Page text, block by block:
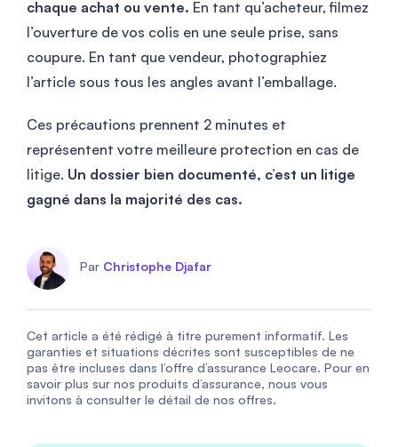
chaque achat ou vente. En tant qu’acheteur, filmez
l’ouverture de vos colis en une seule prise, sans
coupure. En tant que vendeur, photographiez
l’article sous tous les angles avant l’emballage.
Ces précautions prennent 2 minutes et
représentent votre meilleure protection en cas de
litige. Un dossier bien documenté, c’est un litige
gagné dans la majorité des cas.
Par Christophe Djafar
Cet article a été rédigé à titre purement informatif. Les
garanties et situations décrites sont susceptibles de ne
pas être incluses dans l’offre d’assurance Leocare. Pour en
savoir plus sur nos produits d’assurance, nous vous
invitons à consulter le détail de nos offres.